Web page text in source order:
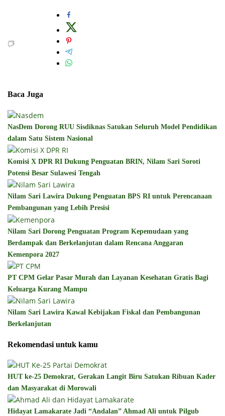
Baca Juga
NasDem Dorong RUU Sisdiknas Satukan Seluruh Model Pendidikan
dalam Satu Sistem Nasional
Komisi X DPR RI Dukung Penguatan BRIN, Nilam Sari Soroti
Potensi Besar Sulawesi Tengah
Nilam Sari Lawira Dukung Penguatan BPS RI untuk Perencanaan
Pembangunan yang Lebih Presisi
Nilam Sari Dorong Penguatan Program Kepemudaan yang
Berdampak dan Berkelanjutan dalam Rencana Anggaran
Kemenpora 2027
PT CPM Gelar Pasar Murah dan Layanan Kesehatan Gratis Bagi
Keluarga Kurang Mampu
Nilam Sari Lawira Kawal Kebijakan Fiskal dan Pembangunan
Berkelanjutan
Rekomendasi untuk kamu
HUT ke-25 Demokrat, Gerakan Langit Biru Satukan Ribuan Kader
dan Masyarakat di Morowali
Hidayat Lamakarate Jadi “Andalan” Ahmad Ali untuk Pilgub